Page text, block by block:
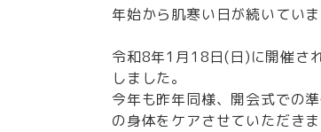
年始から肌寒い日が続いてい
令和8年1月18日(日)に開催さ
しました。
今年も昨年同様、開会式での
の身体をケアさせていただきま